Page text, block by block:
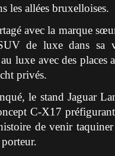
les allées bruxelloises.
avec la marque
de luxe dans sa
luxe avec des places
privés.
le stand Jaguar
C-X17
de venir taquiner